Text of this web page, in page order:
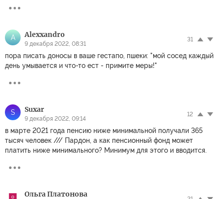
A Alexxandro
9 декабря 2022, 08:31
31
пора писать доносы в ваше гестапо, пшеки: "мой сосед каждый
день умывается и что-то ест - примите меры!"
S Suxar
9 декабря 2022, 09:14
12
в марте 2021 года пенсию ниже минимальной получали 365
тысяч человек /// Пардон, а как пенсионный фонд может
платить ниже минимального? Минимум для этого и вводится.
Ольга Платонова